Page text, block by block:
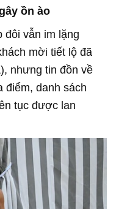
ồn ào
đôi vẫn im lặng
mời tiết lộ đã
nhưng tin đồn về
điểm, danh sách
tục được lan